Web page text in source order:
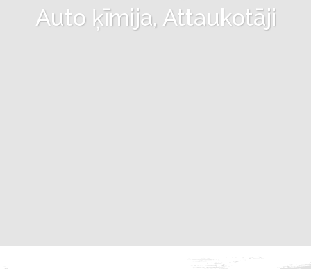
Auto ķīmija, Attaukotāji